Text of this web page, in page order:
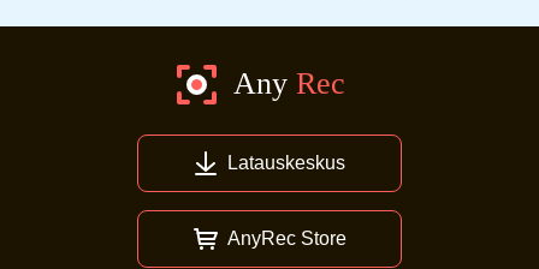
Latauskeskus
AnyRec Store